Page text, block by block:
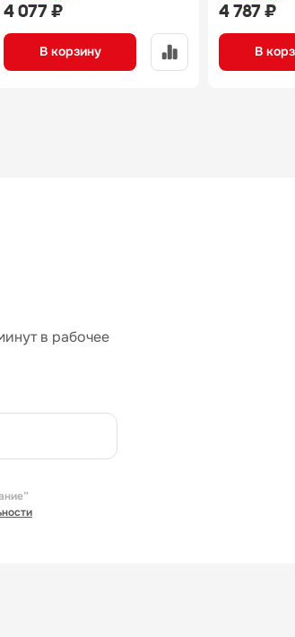
4 077 ₽
В корзину
4 787 ₽
В
в рабочее